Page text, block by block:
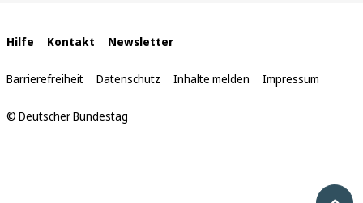
Interne
Links
Hilfe Kontakt Newsletter
Barrierefreiheit Datenschutz Inhalte melden Impressum
© Deutscher Bundestag